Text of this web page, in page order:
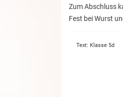
Zum Abschluss
Fest bei Wurst
Text: Klasse 5d